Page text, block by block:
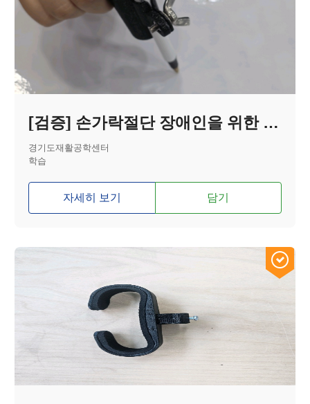
[검증] 손가락절단 장애인을 위한 필기 보조기기
경기도재활공학센터
학습
자세히 보기 담기